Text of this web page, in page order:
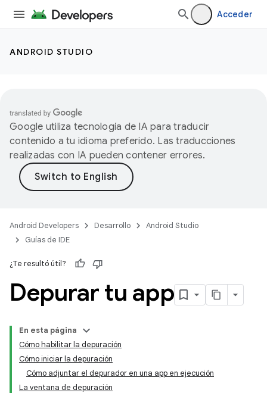
Acceder
ANDROID STUDIO
Google utiliza tecnología de IA para traducir
contenido a tu idioma preferido. Las traducciones
realizadas con IA pueden contener errores.
Android Developers Desarrollo
Android Studio
Guías de IDE
¿Te resultó útil?
Depurar tu app
En esta página
Cómo habilitar la depuración
Cómo iniciar la depuración
Cómo adjuntar el depurador en una app en ejecución
La ventana de depuración